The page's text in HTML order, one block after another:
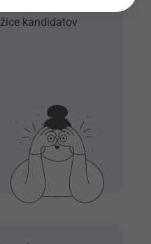
kandidatov